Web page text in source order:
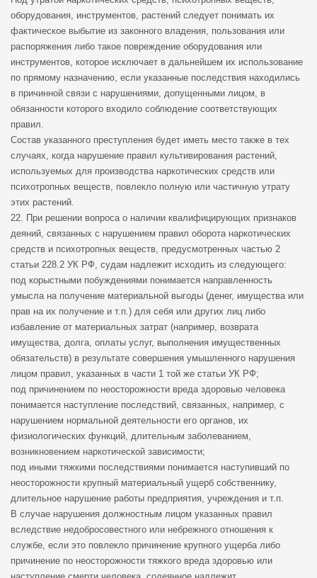
оборудования, инструментов, растений следует понимать их
фактическое выбытие из законного владения, пользования или
распоряжения либо такое повреждение оборудования или
инструментов, которое исключает в дальнейшем их использование
по прямому назначению, если указанные последствия находились
в причинной связи с нарушениями, допущенными лицом, в
обязанности которого входило соблюдение соответствующих
правил.
Состав указанного преступления будет иметь место также в тех
случаях, когда нарушение правил культивирования растений,
используемых для производства наркотических средств или
психотропных веществ, повлекло полную или частичную утрату
этих растений.
22. При решении вопроса о наличии квалифицирующих признаков
деяний, связанных с нарушением правил оборота наркотических
средств и психотропных веществ, предусмотренных частью 2
статьи 228.2 УК РФ, судам надлежит исходить из следующего:
под корыстными побуждениями понимается направленность
умысла на получение материальной выгоды (денег, имущества или
прав на их получение и т.п.) для себя или других лиц либо
избавление от материальных затрат (например, возврата
имущества, долга, оплаты услуг, выполнения имущественных
обязательств) в результате совершения умышленного нарушения
лицом правил, указанных в части 1 той же статьи УК РФ;
под причинением по неосторожности вреда здоровью человека
понимается наступление последствий, связанных, например, с
нарушением нормальной деятельности его органов, их
физиологических функций, длительным заболеванием,
возникновением наркотической зависимости;
под иными тяжкими последствиями понимается наступивший по
неосторожности крупный материальный ущерб собственнику,
длительное нарушение работы предприятия, учреждения и т.п.
В случае нарушения должностным лицом указанных правил
вследствие недобросовестного или небрежного отношения к
службе, если это повлекло причинение крупного ущерба либо
причинение по неосторожности тяжкого вреда здоровью или